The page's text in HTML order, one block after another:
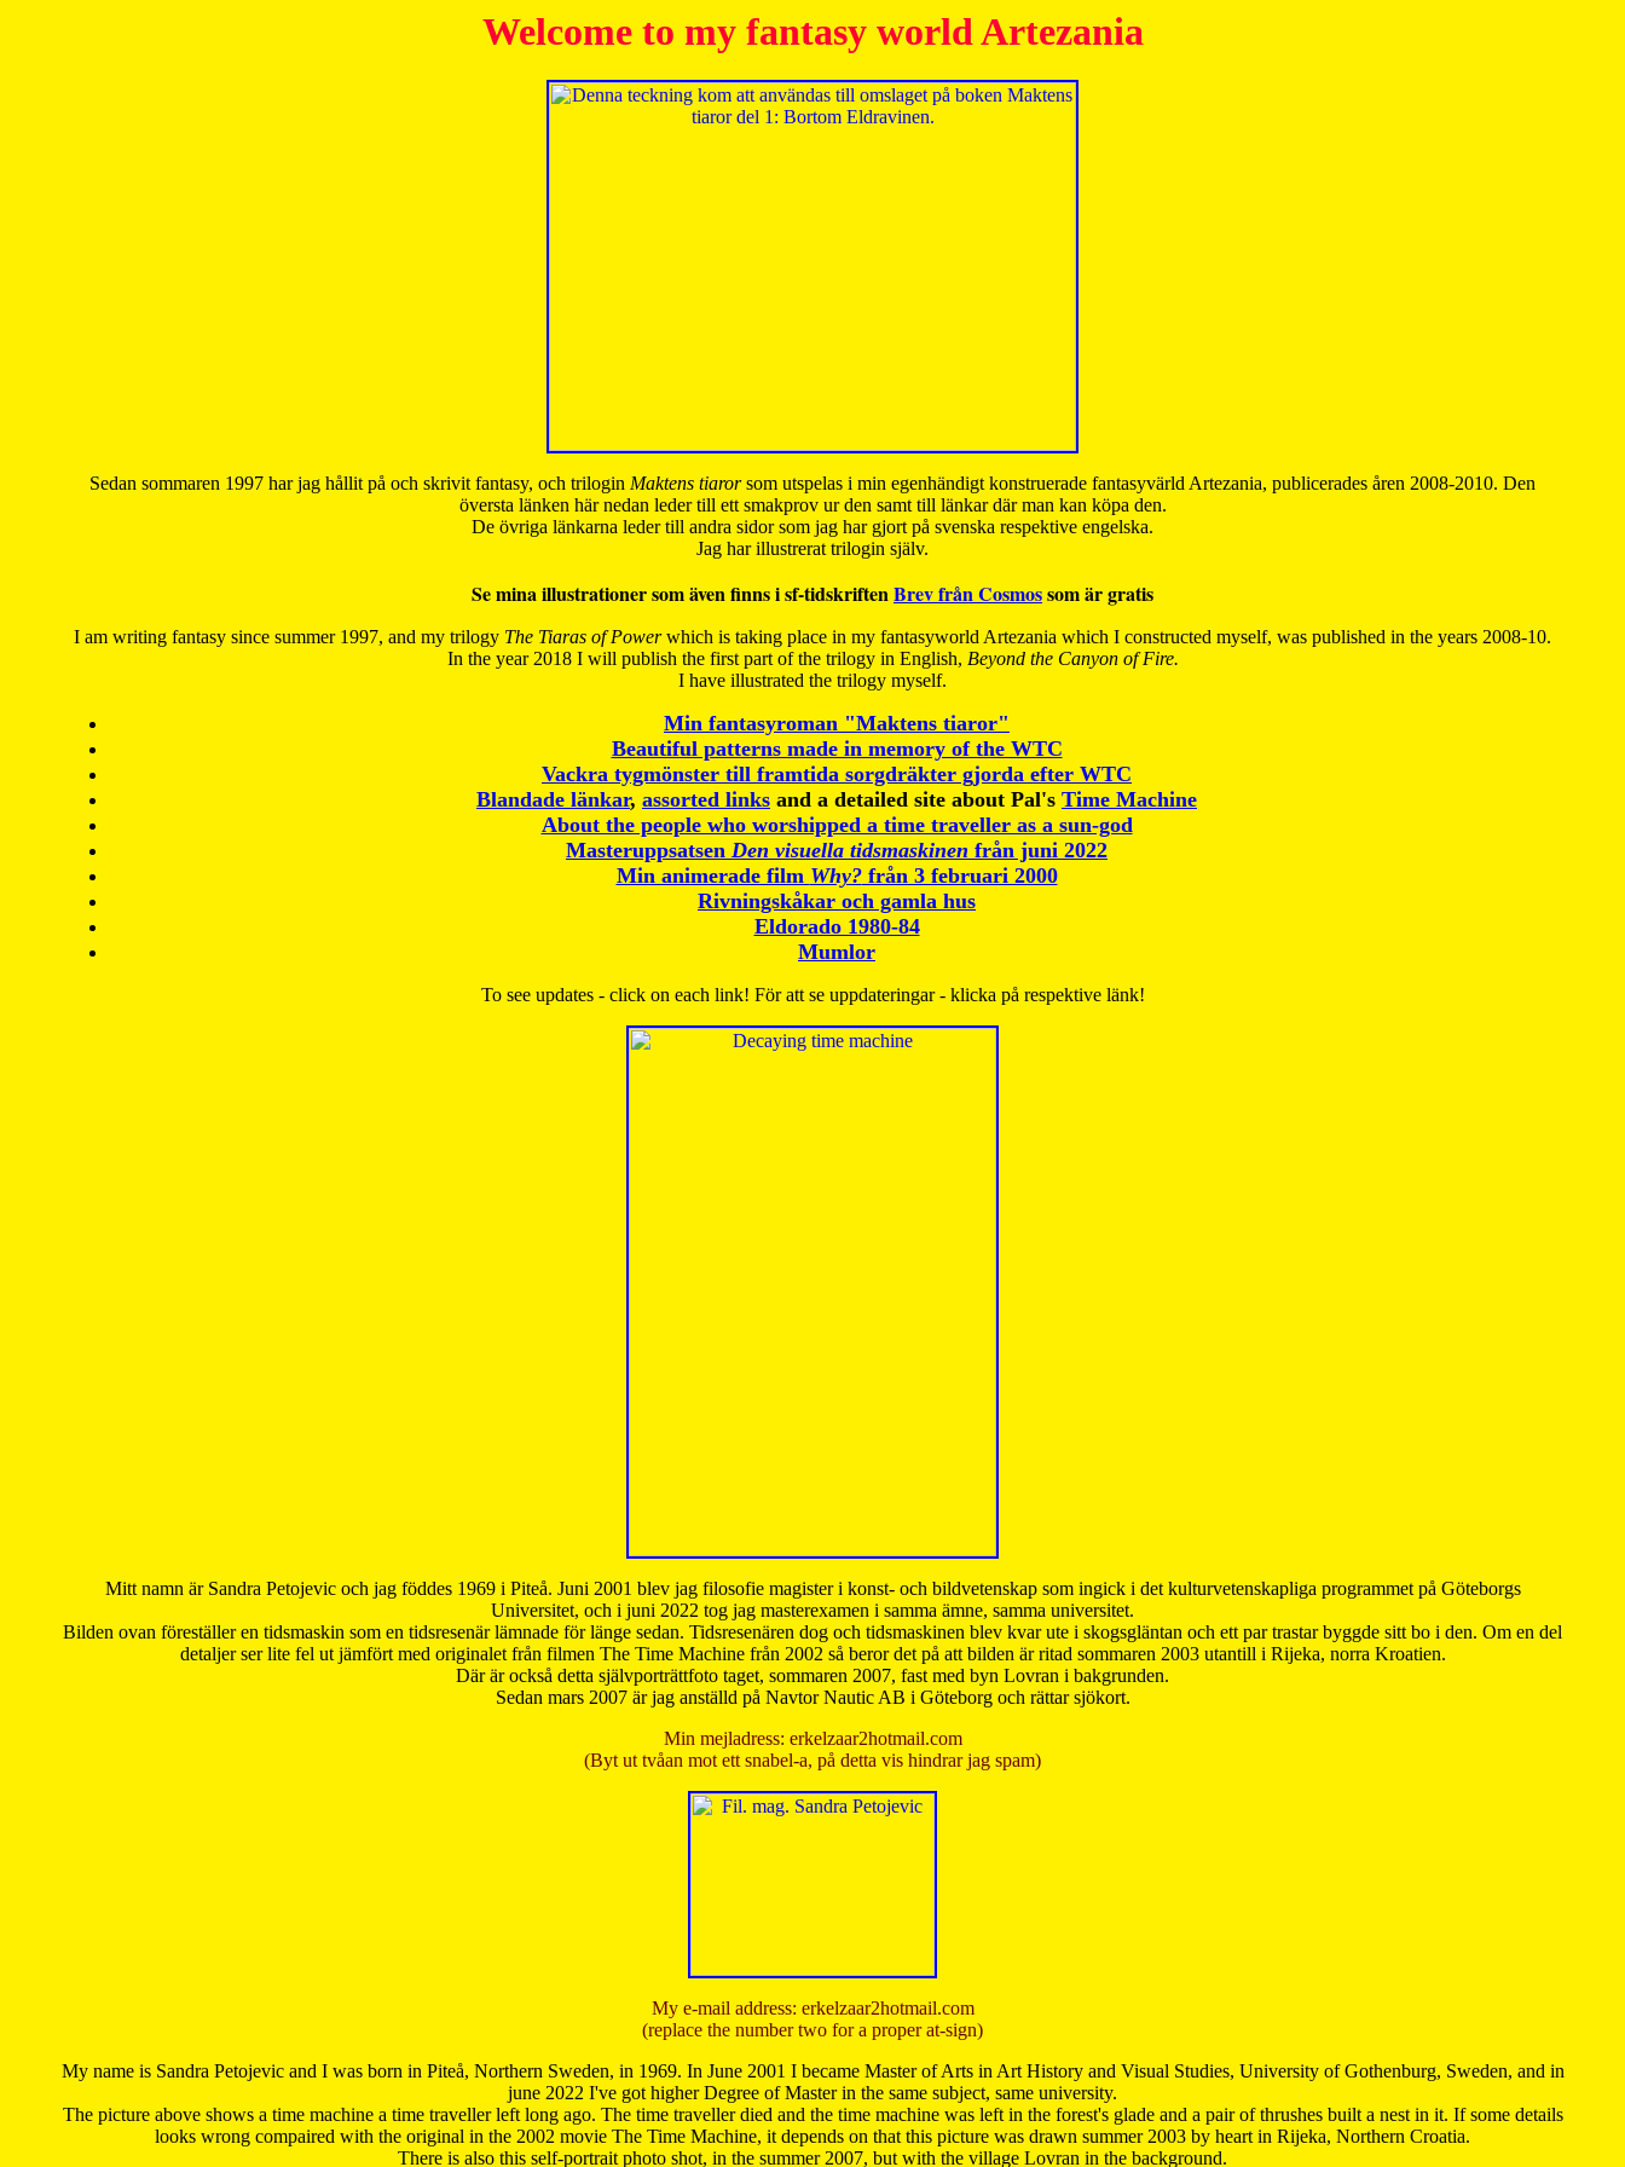
Welcome to my fantasy world Artezania
Sedan sommaren 1997 har jag hållit på och skrivit fantasy, och trilogin Maktens tiarorsom utspelas i min egenhändigt konstruerade fantasyvärld Artezania, publicerades åren 2008-2010. Den
översta länken här nedan leder till ett smakprov ur den samt till länkar där man kan köpa den.
De övriga länkarna leder till andra sidor som jag har gjort på svenska respektive engelska.
Jag har illustrerat trilogin själv.
Se mina illustrationer som även finns i sf-tidskriftenBrev från Cosmossom är gratis
I am writing fantasy since summer 1997, and my trilogy The Tiaras of Powerwhich is taking place in my fantasyworld Artezania which I constructed myself, was published in the years 2008-10.
In the year 2018 I will publish the first part of the trilogy in English, Beyond the Canyon of Fire.
I have illustrated the trilogy myself.
Min fantasyroman "Maktens tiaror"
Beautiful patterns made in memory of the WTC
Vackra tygmönster till framtida sorgdräkter gjorda efter WTC
Blandade länkar, assorted links and a detailed site about Pal's Time Machine
About the people who worshipped a time traveller as a sun-god
Masteruppsatsen Den visuella tidsmaskinen från juni 2022
Min animerade film Why?från 3 februari 2000
Rivningskåkar och gamla hus
Eldorado 1980-84
Mumlor
To see updates - click on each link! För att se uppdateringar - klicka på respektive länk!
Mitt namn är Sandra Petojevic och jag föddes 1969 i Piteå. Juni 2001 blev jag filosofie magister i konst- och bildvetenskap som ingick i det kulturvetenskapliga programmet på Göteborgs
Universitet, och i juni 2022 tog jag masterexamen i samma ämne, samma universitet.
Bilden ovan föreställer en tidsmaskin som en tidsresenär lämnade för länge sedan. Tidsresenären dog och tidsmaskinen blev kvar ute i skogsgläntan och ett par trastar byggde sitt bo i den. Om en del
detaljer ser lite fel ut jämfört med originalet från filmen The Time Machine från 2002 så beror det på att bilden är ritad sommaren 2003 utantill i Rijeka, norra Kroatien.
Där är också detta självporträttfoto taget, sommaren 2007, fast med byn Lovran i bakgrunden.
Sedan mars 2007 är jag anställd på Navtor Nautic AB i Göteborg och rättar sjökort.
Min mejladress: erkelzaar2hotmail.com
(Byt ut tvåan mot ett snabel-a, på detta vis hindrar jag spam)
My e-mail address: erkelzaar2hotmail.com
(replace the number two for a proper at-sign)
My name is Sandra Petojevic and I was born in Piteå, Northern Sweden, in 1969. In June 2001 I became Master of Arts in Art History and Visual Studies, University of Gothenburg, Sweden, and in
june 2022 I've got higher Degree of Master in the same subject, same university.
The picture above shows a time machine a time traveller left long ago. The time traveller died and the time machine was left in the forest's glade and a pair of thrushes built a nest in it. If some details
looks wrong compaired with the original in the 2002 movie The Time Machine, it depends on that this picture was drawn summer 2003 by heart in Rijeka, Northern Croatia.
There is also this self-portrait photo shot, in the summer 2007, but with the village Lovran in the background.